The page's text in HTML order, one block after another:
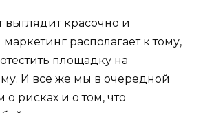
выглядит красочно и
располагает к тому,
площадку на
И все же мы в очередной
рисках и о том, что